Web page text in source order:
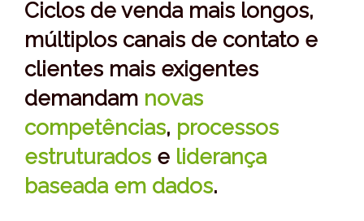
Ciclos de venda mais longos,
múltiplos canais de contato e
clientes mais exigentes
demandam novas
competências, processos
estruturados e liderança
baseada em dados.